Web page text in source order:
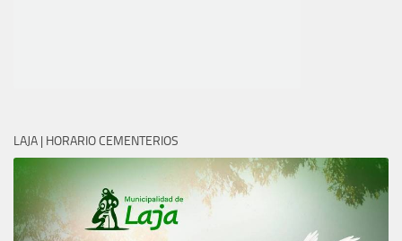
LAJA | HORARIO CEMENTERIOS